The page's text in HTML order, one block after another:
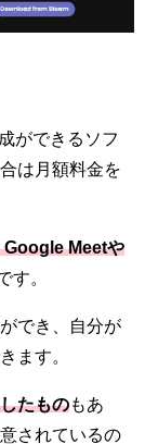
ができるソフ
は月額料金を
Meetや
す。
でき、自分が
ます。
たものもあ
されているの